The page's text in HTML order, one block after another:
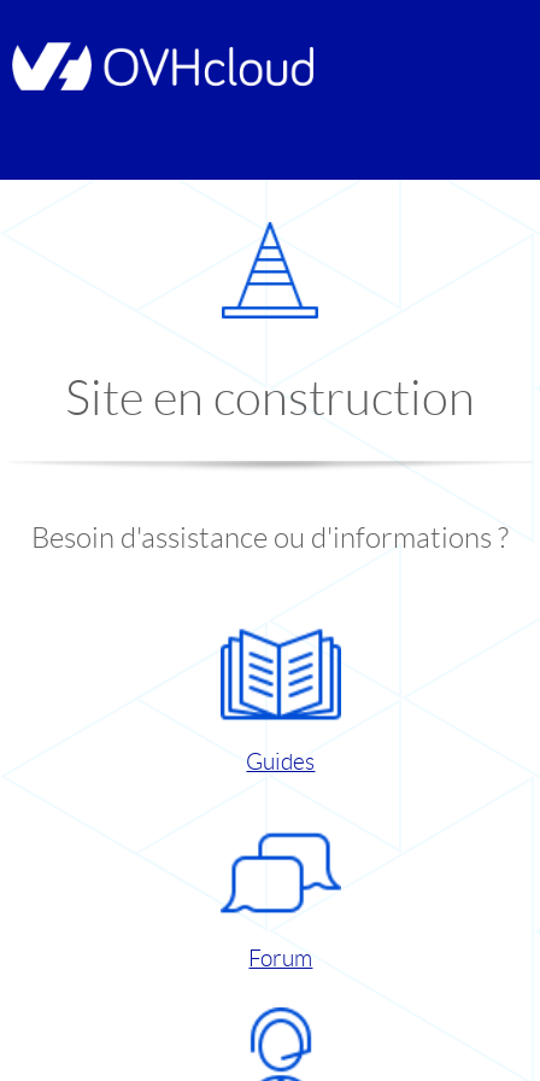
Site en construction
Besoin d'assistance ou d'informations ?
Guides
Forum